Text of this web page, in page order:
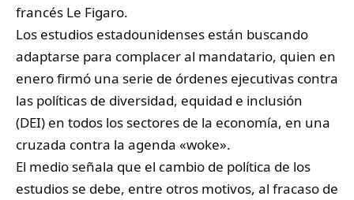
francés Le Figaro.
Los estudios estadounidenses están buscando
adaptarse para complacer al mandatario, quien en
enero firmó una serie de órdenes ejecutivas contra
las políticas de diversidad, equidad e inclusión
(DEI) en todos los sectores de la economía, en una
cruzada contra la agenda «woke».
El medio señala que el cambio de política de los
estudios se debe, entre otros motivos, al fracaso de